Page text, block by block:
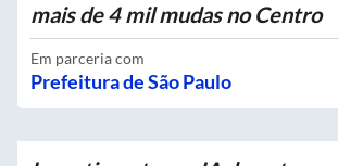
mais de 4 mil mudas no Centro
Em parceria com
Prefeitura de São Paulo